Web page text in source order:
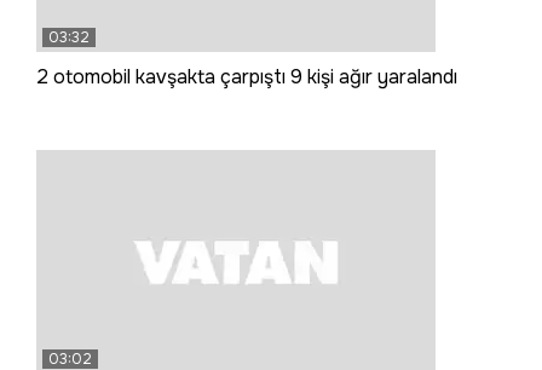
03:32
2 otomobil kavşakta çarpıştı 9 kişi ağır yaralandı
03:02